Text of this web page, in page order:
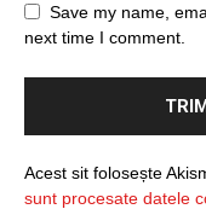
Save my name,
next time I comment.
Acest sit folosește
sunt procesate datele